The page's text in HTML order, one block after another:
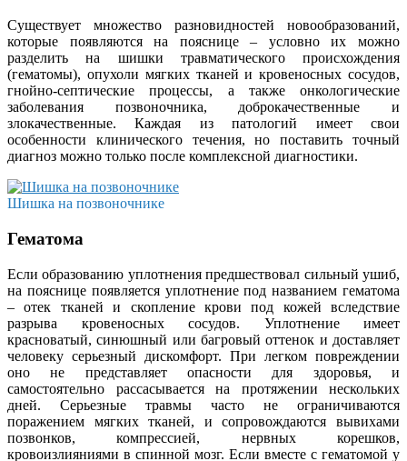
Существует множество разновидностей новообразований,
которые появляются на пояснице – условно их можно
разделить на шишки травматического происхождения
(гематомы), опухоли мягких тканей и кровеносных сосудов,
гнойно-септические процессы, а также онкологические
заболевания позвоночника, доброкачественные и
злокачественные. Каждая из патологий имеет свои
особенности клинического течения, но поставить точный
диагноз можно только после комплексной диагностики.
Шишка на позвоночнике
Гематома
Если образованию уплотнения предшествовал сильный ушиб,
на пояснице появляется уплотнение под названием гематома
– отек тканей и скопление крови под кожей вследствие
разрыва кровеносных сосудов. Уплотнение имеет
красноватый, синюшный или багровый оттенок и доставляет
человеку серьезный дискомфорт. При легком повреждении
оно не представляет опасности для здоровья, и
самостоятельно рассасывается на протяжении нескольких
дней. Серьезные травмы часто не ограничиваются
поражением мягких тканей, и сопровождаются вывихами
позвонков, компрессией, нервных корешков,
кровоизлияниями в спинной мозг. Если вместе с гематомой у